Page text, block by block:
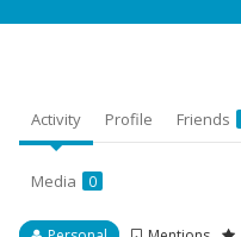
Activity Profile Friends
Media 0